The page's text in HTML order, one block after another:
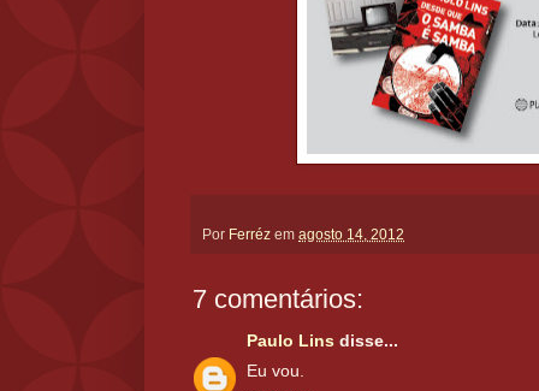
Por Ferréz em agosto 14, 2012
7 comentários:
Paulo Lins disse...
Eu vou.